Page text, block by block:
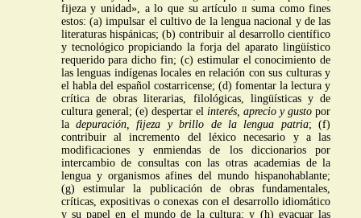
fijeza y unidad», a lo que su artículoii suma como fines
estos: (a) impulsar el cultivo de la lengua nacional y de las
literaturas hispánicas; (b) contribuir al desarrollo científico
y tecnológico propiciando la forja del aparato lingüístico
requerido para dicho fin; (c) estimular el conocimiento de
las lenguas indígenas locales en relación con sus culturas y
el habla del español costarricense; (d) fomentar la lectura y
crítica de obras literarias, filológicas, lingüísticas y de
cultura general; (e) despertar el interés, aprecio y gusto por
la depuración, fijeza y brillo de la lengua patria; (f)
contribuir al incremento del léxico necesario y a las
modificaciones y enmiendas de los diccionarios por
intercambio de consultas con las otras academias de la
lengua y organismos afines del mundo hispanohablante;
(g) estimular la publicación de obras fundamentales,
críticas, expositivas o conexas con el desarrollo idiomático
y su papel en el mundo de la cultura; y (h) evacuar las